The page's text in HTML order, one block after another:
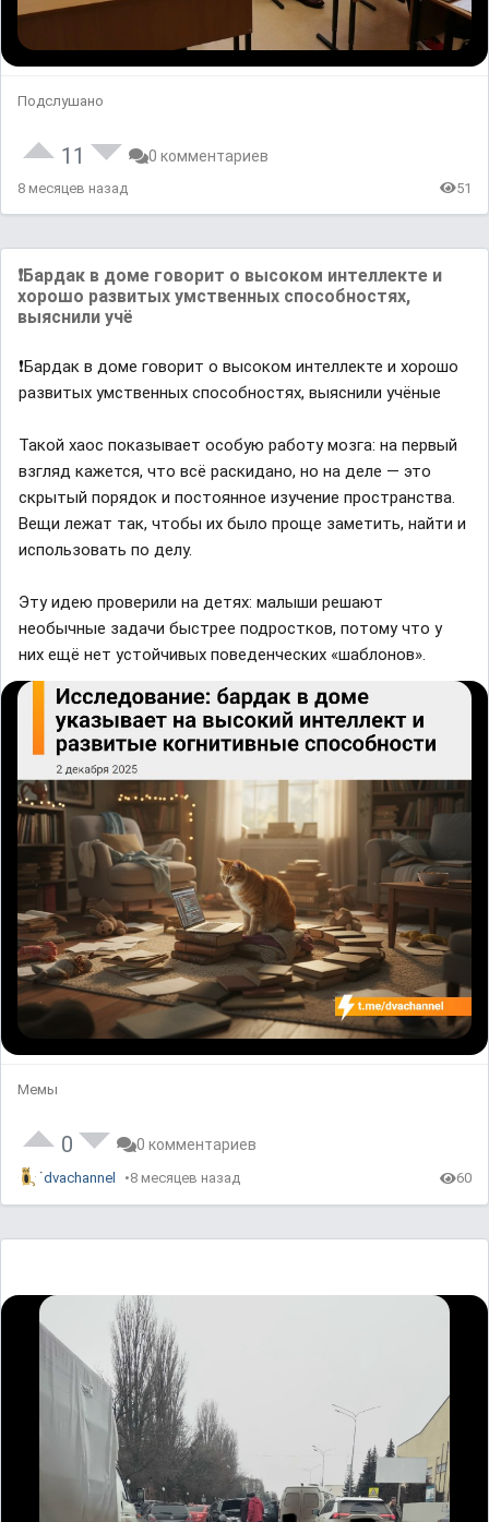
Подслушано
11 0 комментариев
8 месяцев назад 51
❗️Бардак в доме говорит о высоком интеллекте и
хорошо развитых умственных способностях,
выяснили учё
❗️Бардак в доме говорит о высоком интеллекте и хорошо
развитых умственных способностях, выяснили учёные
Такой хаос показывает особую работу мозга: на первый
взгляд кажется, что всё раскидано, но на деле — это
скрытый порядок и постоянное изучение пространства.
Вещи лежат так, чтобы их было проще заметить, найти и
использовать по делу.
Эту идею проверили на детях: малыши решают
необычные задачи быстрее подростков, потому что у
них ещё нет устойчивых поведенческих «шаблонов».
Мемы
0 0 комментариев
dvachannel 8 месяцев назад 60